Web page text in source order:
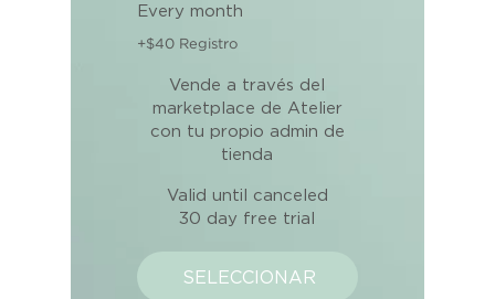
Every month
+$40 Registro
Vende a través del
marketplace de Atelier
con tu propio admin de
tienda
Valid until canceled
30 day free trial
SELECCIONAR